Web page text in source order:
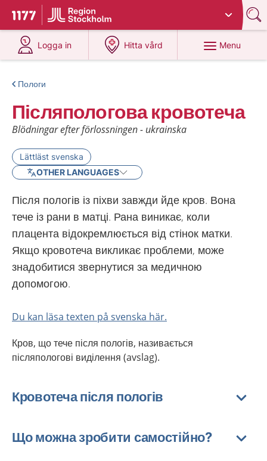
To start page for 1177
Du har valt region
Logga in
at 1177.se
Hitta vård
at 1177.se
Menu
Пологи
Післяпологова кровотеча
Blödningar efter förlossningen - ukrainska
Lättläst svenska
OTHER LANGUAGES
Після пологів із піхви завжди йде кров. Вона
тече із рани в матці. Рана виникає, коли
плацента відокремлюється від стінок матки.
Якщо кровотеча викликає проблеми, може
знадобитися звернутися за медичною
допомогою.
Du kan läsa texten på svenska här.
Кров, що тече після пологів, називається
післяпологові виділення (avslag).
Кровотеча після пологів
Що можна зробити самостійно?